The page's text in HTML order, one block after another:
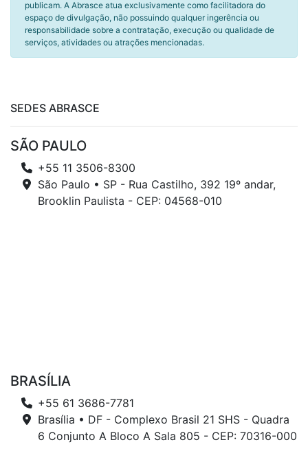
publicam. A Abrasce atua exclusivamente como facilitadora do
espaço de divulgação, não possuindo qualquer ingerência ou
responsabilidade sobre a contratação, execução ou qualidade de
serviços, atividades ou atrações mencionadas.
SEDES ABRASCE
SÃO PAULO
+55 11 3506-8300
São Paulo • SP - Rua Castilho, 392 19º andar,
Brooklin Paulista - CEP: 04568-010
BRASÍLIA
+55 61 3686-7781
Brasília • DF - Complexo Brasil 21 SHS - Quadra
6 Conjunto A Bloco A Sala 805 - CEP: 70316-000